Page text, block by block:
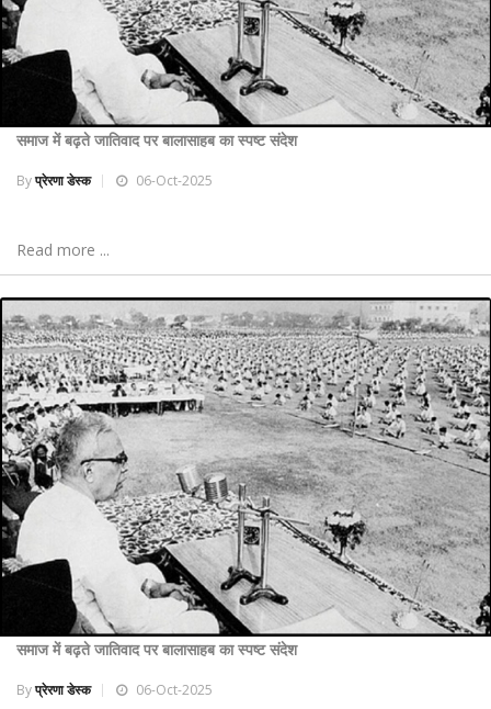
समाज में बढ़ते जातिवाद पर बालासाहब का स्पष्ट संदेश
Byप्रेरणा डेस्क 06-Oct-2025
Read more ...
समाज में बढ़ते जातिवाद पर बालासाहब का स्पष्ट संदेश
Byप्रेरणा डेस्क 06-Oct-2025